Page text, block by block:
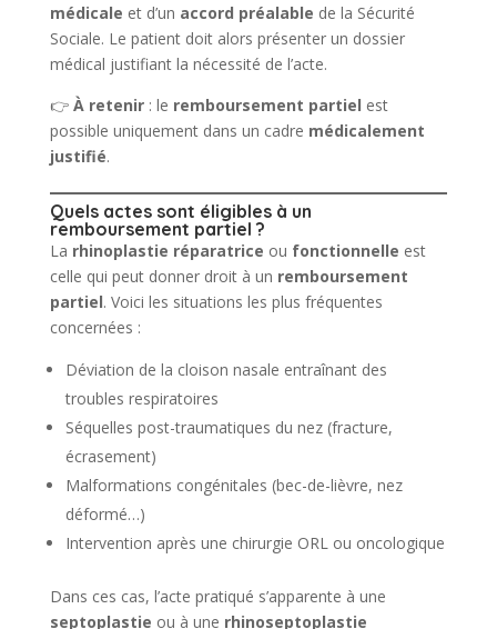
médicale et d’un accord préalable de la Sécurité
Sociale. Le patient doit alors présenter un dossier
médical justifiant la nécessité de l’acte.
👉 À retenir: le remboursement partiel est
possible uniquement dans un cadre médicalement
justifié.
Quels actes sont éligibles à un
remboursement partiel ?
La rhinoplastie réparatrice ou fonctionnelle est
celle qui peut donner droit à un remboursement
partiel. Voici les situations les plus fréquentes
concernées :
Déviation de la cloison nasale entraînant des
troubles respiratoires
Séquelles post-traumatiques du nez (fracture,
écrasement)
Malformations congénitales (bec-de-lièvre, nez
déformé…)
Intervention après une chirurgie ORL ou oncologique
Dans ces cas, l’acte pratiqué s’apparente à une
septoplastie ou à une rhinoseptoplastie